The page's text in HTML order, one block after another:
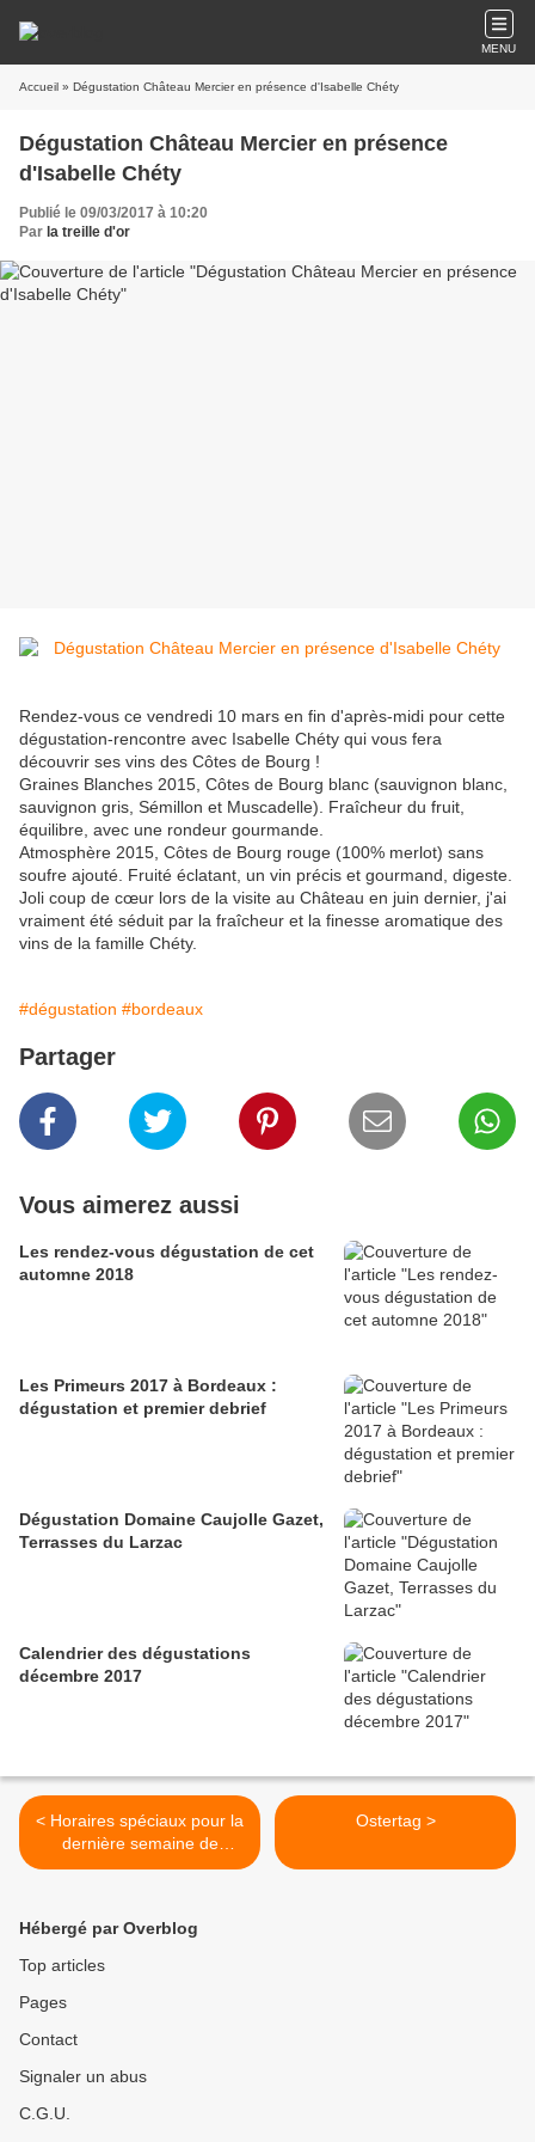
MENU
Accueil » Dégustation Château Mercier en présence d'Isabelle Chéty
Dégustation Château Mercier en présence
d'Isabelle Chéty
Publié le 09/03/2017 à 10:20
Par la treille d'or
Rendez-vous ce vendredi 10 mars en fin d'après-midi pour cette
dégustation-rencontre avec Isabelle Chéty qui vous fera
découvrir ses vins des Côtes de Bourg !
Graines Blanches 2015, Côtes de Bourg blanc (sauvignon blanc,
sauvignon gris, Sémillon et Muscadelle). Fraîcheur du fruit,
équilibre, avec une rondeur gourmande.
Atmosphère 2015, Côtes de Bourg rouge (100% merlot) sans
soufre ajouté. Fruité éclatant, un vin précis et gourmand, digeste.
Joli coup de cœur lors de la visite au Château en juin dernier, j'ai
vraiment été séduit par la fraîcheur et la finesse aromatique des
vins de la famille Chéty.
#dégustation #bordeaux
Partager
Vous aimerez aussi
Les rendez-vous dégustation de cet
automne 2018
Les Primeurs 2017 à Bordeaux :
dégustation et premier debrief
Dégustation Domaine Caujolle Gazet,
Terrasses du Larzac
Calendrier des dégustations
décembre 2017
< Horaires spéciaux pour la
dernière semaine de
l'année 2016
Ostertag >
Hébergé par Overblog
Top articles
Pages
Contact
Signaler un abus
C.G.U.